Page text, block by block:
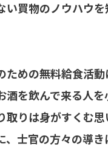
い買物のノウハウ
ための無料給食活
酒を飲んで来る人
取りは身がすくむ
士官の方々の導